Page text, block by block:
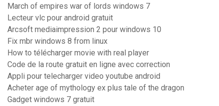
March of empires war of lords windows 7
Lecteur vlc pour android gratuit
Arcsoft mediaimpression 2 pour windows 10
Fix mbr windows 8 from linux
How to télécharger movie with real player
Code de la route gratuit en ligne avec correction
Appli pour telecharger video youtube android
Acheter age of mythology ex plus tale of the dragon
Gadget windows 7 gratuit